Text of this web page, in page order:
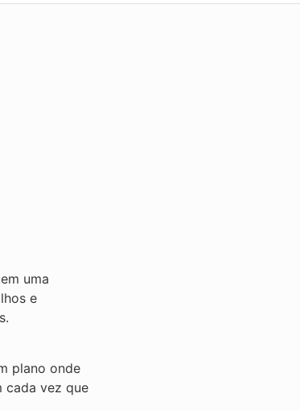
uma
e
plano onde
cada vez que